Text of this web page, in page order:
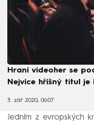
Hraní videoher se
Nejvíce hříšný titul je
3. zář 2020, 06:07
Jedním z evropských